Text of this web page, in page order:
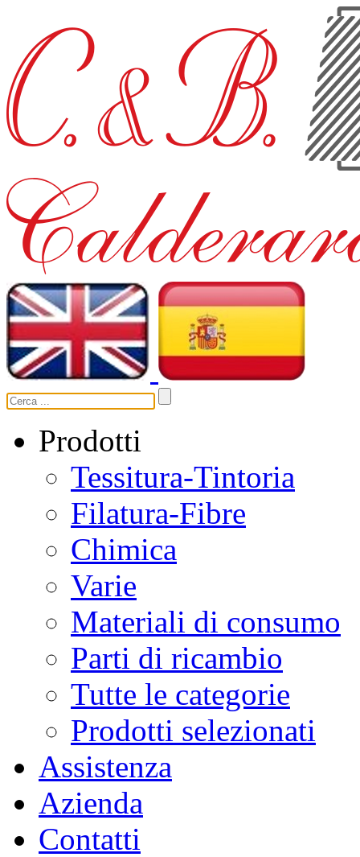
Prodotti
Tessitura-Tintoria
Filatura-Fibre
Chimica
Varie
Materiali di consumo
Parti di ricambio
Tutte le categorie
Prodotti selezionati
Assistenza
Azienda
Contatti